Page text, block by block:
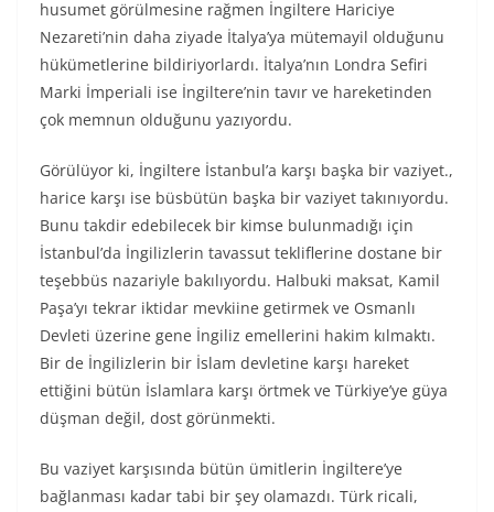
husumet görülmesine rağmen İngiltere Hariciye
Nezareti’nin daha ziyade İtalya’ya mütemayil olduğunu
hükümetlerine bildiriyorlardı. İtalya’nın Londra Sefiri
Marki İmperiali ise İngiltere’nin tavır ve hareketinden
çok memnun olduğunu yazıyordu.
Görülüyor ki, İngiltere İstanbul’a karşı başka bir vaziyet.,
harice karşı ise büsbütün başka bir vaziyet takınıyordu.
Bunu takdir edebilecek bir kimse bulunmadığı için
İstanbul’da İngilizlerin tavassut tekliflerine dostane bir
teşebbüs nazariyle bakılıyordu. Halbuki maksat, Kamil
Paşa’yı tekrar iktidar mevkiine getirmek ve Osmanlı
Devleti üzerine gene İngiliz emellerini hakim kılmaktı.
Bir de İngilizlerin bir İslam devletine karşı hareket
ettiğini bütün İslamlara karşı örtmek ve Türkiye’ye güya
düşman değil, dost görünmekti.
Bu vaziyet karşısında bütün ümitlerin İngiltere’ye
bağlanması kadar tabi bir şey olamazdı. Türk ricali,